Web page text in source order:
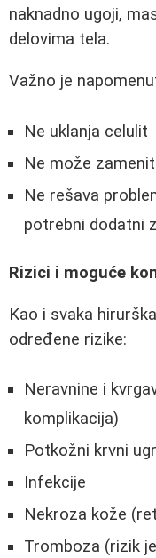
naknadno ugoji,
delovima tela.
Važno je
Ne uklanja celulit
Ne može
Ne rešava
potrebni dodatni
Rizici i moguće
Kao i svaka
određene rizike:
Neravnine i
komplikacija)
Potkožni krvni
Infekcije
Nekroza kože
Tromboza (rizik